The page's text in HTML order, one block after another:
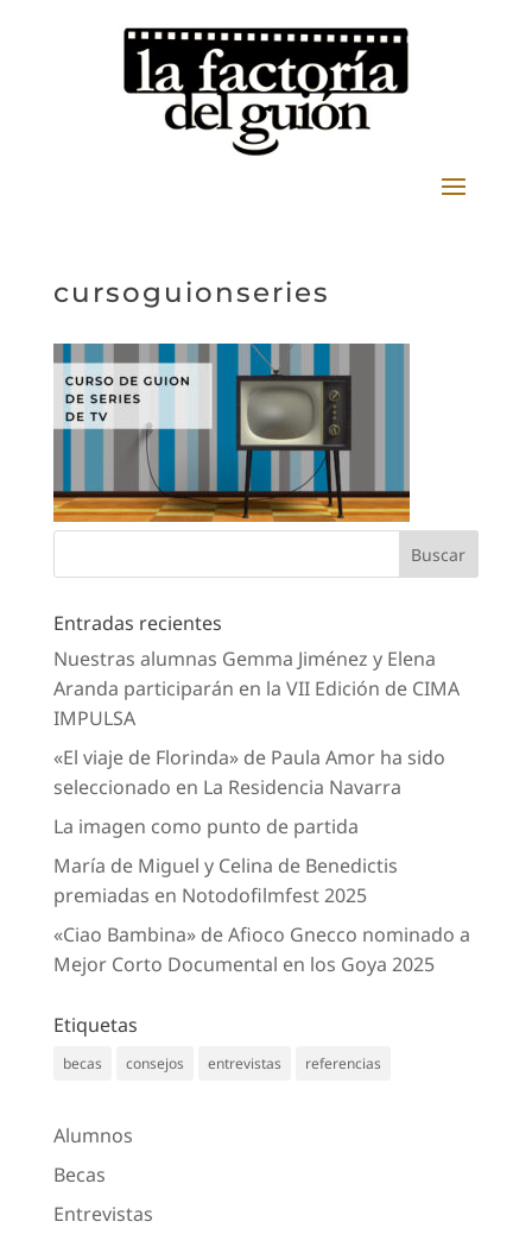
cursoguionseries
Entradas recientes
Nuestras alumnas Gemma Jiménez y Elena
Aranda participarán en la VII Edición de CIMA
IMPULSA
«El viaje de Florinda» de Paula Amor ha sido
seleccionado en La Residencia Navarra
La imagen como punto de partida
María de Miguel y Celina de Benedictis
premiadas en Notodofilmfest 2025
«Ciao Bambina» de Afioco Gnecco nominado a
Mejor Corto Documental en los Goya 2025
Etiquetas
becas consejos entrevistas referencias
Alumnos
Becas
Entrevistas